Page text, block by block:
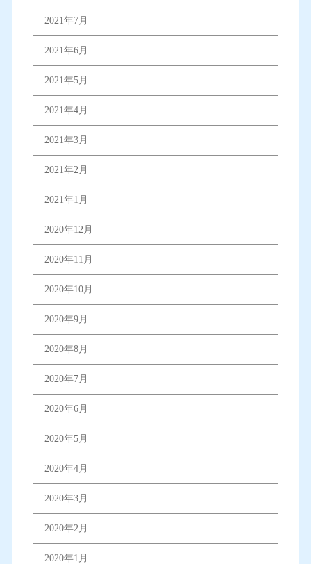
2021年7月
2021年6月
2021年5月
2021年4月
2021年3月
2021年2月
2021年1月
2020年12月
2020年11月
2020年10月
2020年9月
2020年8月
2020年7月
2020年6月
2020年5月
2020年4月
2020年3月
2020年2月
2020年1月